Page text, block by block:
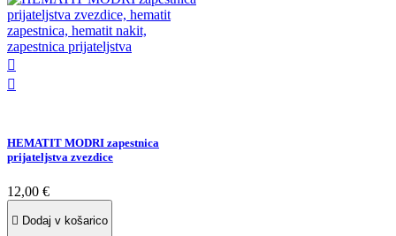


HEMATIT MODRI zapestnica
prijateljstva zvezdice
12,00 €
 Dodaj v košarico